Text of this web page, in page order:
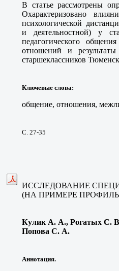
В статье рассмотрены
Охарактеризовано
психологической
и деятельностной) у
педагогического
отношений и результаты
старшеклассников
Ключевые слова:
общение, отношения,
С. 27-35
ИССЛЕДОВАНИЕ
(НА ПРИМЕРЕ
Кулик А. А., Рогатых С.
Попова С. А.
Аннотация.